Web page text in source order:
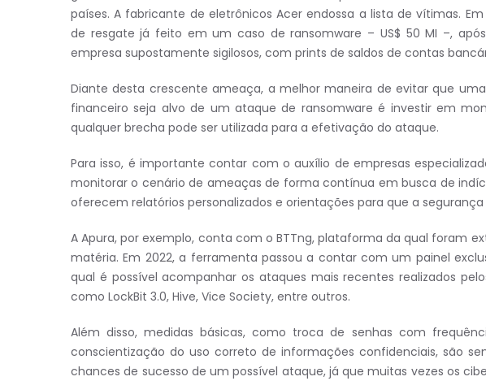
países. A fabricante de eletrônicos Acer endossa a lista de vítimas.
de resgate já feito em um caso de ransomware – US$ 50 MI –,
empresa supostamente sigilosos, com prints de saldos de contas
Diante desta crescente ameaça, a melhor maneira de evitar que
financeiro seja alvo de um ataque de ransomware é investir em
qualquer brecha pode ser utilizada para a efetivação do ataque.
Para isso, é importante contar com o auxílio de empresas
monitorar o cenário de ameaças de forma contínua em busca de
oferecem relatórios personalizados e orientações para que a
A Apura, por exemplo, conta com o BTTng, plataforma da qual foram
matéria. Em 2022, a ferramenta passou a contar com um painel
qual é possível acompanhar os ataques mais recentes realizados
como LockBit 3.0, Hive, Vice Society, entre outros.
Além disso, medidas básicas, como troca de senhas com
conscientização do uso correto de informações confidenciais, são
chances de sucesso de um possível ataque, já que muitas vezes os